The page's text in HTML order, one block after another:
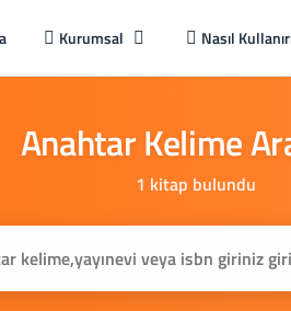
Kurumsal Nasıl
AnahtarKelime
1 kitap bulundu